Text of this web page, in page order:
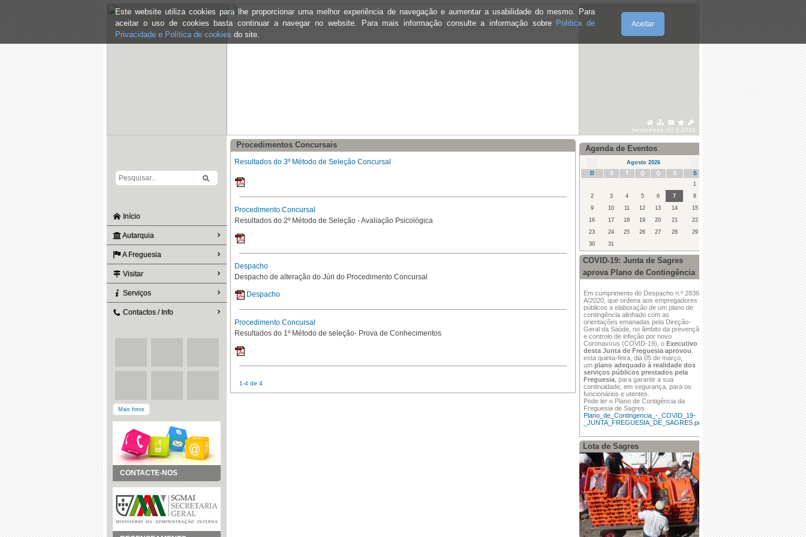
Este website utiliza cookies para lhe proporcionar uma melhor experiência de navegação e aumentar a usabilidade do mesmo. Para
aceitar o uso de cookies basta continuar a navegar no website. Para mais informação consulte a informação sobre Politica de
Privacidade e Política de cookies do site.
Aceitar
Sexta-Feira, 07.8.2026
Início
Autarquia
A Freguesia
Visitar
Serviços
Contactos / Info
Mais fotos
CONTACTE-NOS
Procedimentos Concursais
Resultados do 3º Método de Seleção Concursal
Procedimento Concursal
Resultados do 2º Método de Seleção - Avaliação Psicológica
Despacho
Despacho de alteração do Júri do Procedimento Concursal
Despacho
Procedimento Concursal
Resultados do 1º Método de seleção- Prova de Conhecimentos
1-4 de 4
Agenda de Eventos
Agosto 2026
D
S T Q Q S
S
1
2
3 4 5 6 7
8
9
10 11 12 13 14
15
16
17 18 19 20 21
22
23
24 25 26 27 28
29
30
31
COVID-19: Junta de Sagres
aprova Plano de Contingência
Em cumprimento do Despacho n.º 2836-
A/2020, que ordena aos empregadores
públicos a elaboração de um plano de
contingência alinhado com as
orientações emanadas pela Direção-
Geral da Saúde, no âmbito da prevenção
e controlo de infeção por novo
Coronavírus (COVID-19), o Executivo
desta Junta de Freguesia aprovou
esta quinta-feira, dia 05 de março,
um plano adequado à realidade dos
serviços públicos prestados pela
Freguesia , para garantir a sua
continuidade, em segurança, para os
funcionários e utentes.
Pode ler o Plano de Contigência da
Freguesia de Sagres
Plano_de_Contingencia_-_COVID_19-
_JUNTA_FREGUESIA_DE_SAGRES.pdf
Lota de Sagres